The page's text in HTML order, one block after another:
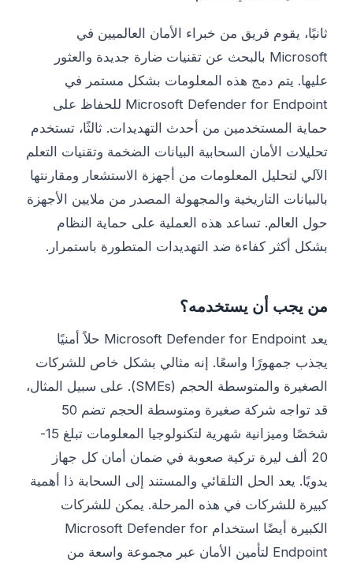
ثانيًا، يقوم فريق من خبراء الأمان العالميين في
Microsoft بالبحث عن تقنيات ضارة جديدة والعثور
عليها. يتم دمج هذه المعلومات بشكل مستمر في
Microsoft Defender for Endpoint للحفاظ على
حماية المستخدمين من أحدث التهديدات. ثالثًا، تستخدم
تحليلات الأمان السحابية البيانات الضخمة وتقنيات التعلم
الآلي لتحليل المعلومات من أجهزة الاستشعار ومقارنتها
بالبيانات التاريخية والمجهولة المصدر من ملايين الأجهزة
حول العالم. تساعد هذه العملية على حماية النظام
بشكل أكثر كفاءة ضد التهديدات المتطورة باستمرار.
من يجب أن يستخدمه؟
يعد Microsoft Defender for Endpoint حلاً أمنيًا
يجذب جمهورًا واسعًا. إنه مثالي بشكل خاص للشركات
الصغيرة والمتوسطة الحجم (SMEs). على سبيل المثال،
قد تواجه شركة صغيرة ومتوسطة الحجم تضم 50
شخصًا وميزانية شهرية لتكنولوجيا المعلومات تبلغ 15-
20 ألف ليرة تركية صعوبة في ضمان أمان كل جهاز
يدويًا. يعد الحل التلقائي والمستند إلى السحابة ذا أهمية
كبيرة للشركات في هذه المرحلة. يمكن للشركات
الكبيرة أيضًا استخدام Microsoft Defender for
Endpoint لتأمين الأمان عبر مجموعة واسعة من